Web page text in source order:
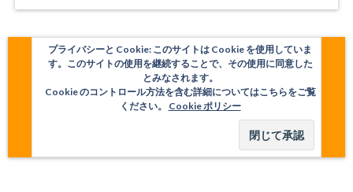
プライバシーと Cookie: このサイトは Cookie を使用していま
す。このサイトの使用を継続することで、その使用に同意した
とみなされます。
Cookie のコントロール方法を含む詳細についてはこちらをご覧
ください。 Cookie ポリシー